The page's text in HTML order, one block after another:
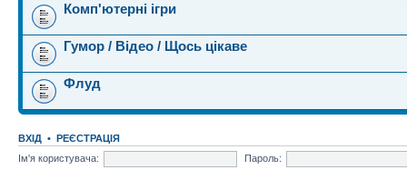
Комп'ютерні ігри
Гумор / Відео / Щось цікаве
Флуд
ВХІД • РЕЄСТРАЦІЯ
Ім'я користувача:
Пароль: